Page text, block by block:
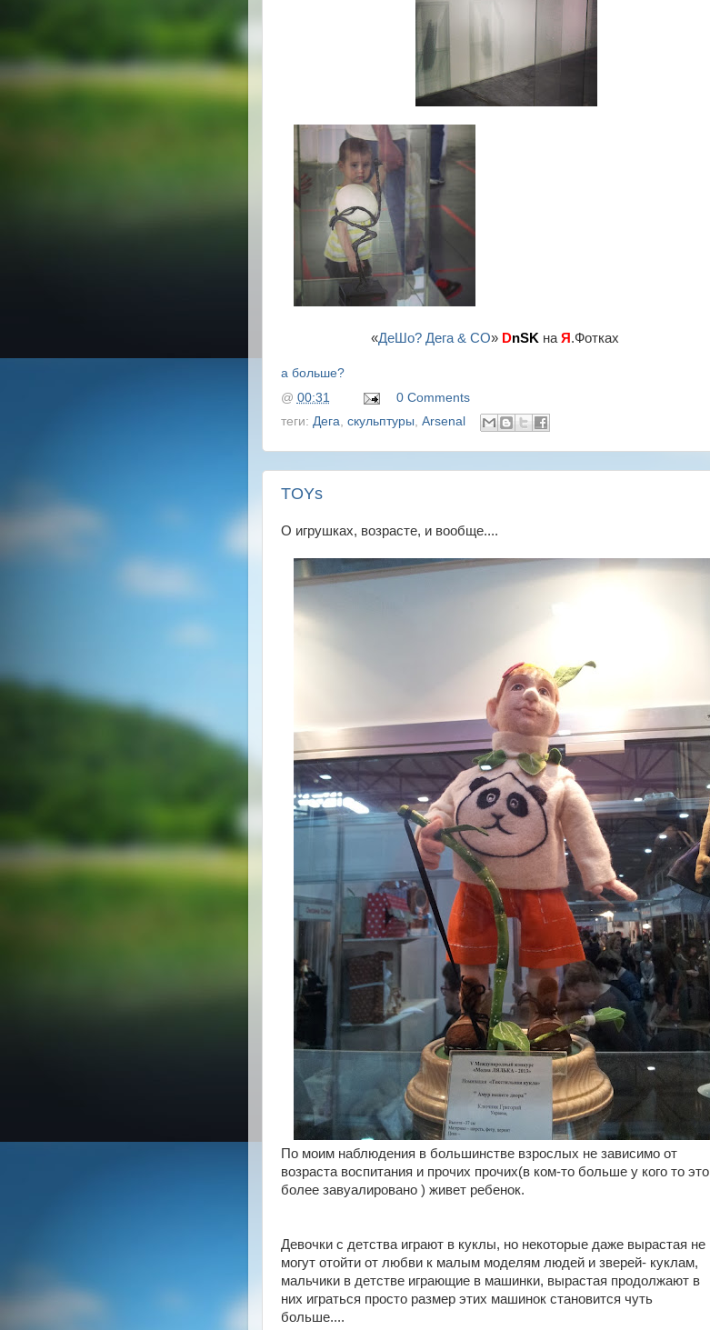
«ДеШо? Дега & СО» DnSK на Я .Фотках
а больше?
@ 00:31
0 Comments
теги: Дега скульптуры Arsenal
TOYs
О игрушках, возрасте, и вообще....
По моим наблюдения в большинстве взрослых не зависимо от
возраста воспитания и прочих прочих(в ком-то больше у кого то это
более завуалировано ) живет ребенок.
Девочки с детства играют в куклы, но некоторые даже вырастая не
могут отойти от любви к малым моделям людей и зверей- куклам,
мальчики в детстве играющие в машинки, вырастая продолжают в
них играться просто размер этих машинок становится чуть
больше....